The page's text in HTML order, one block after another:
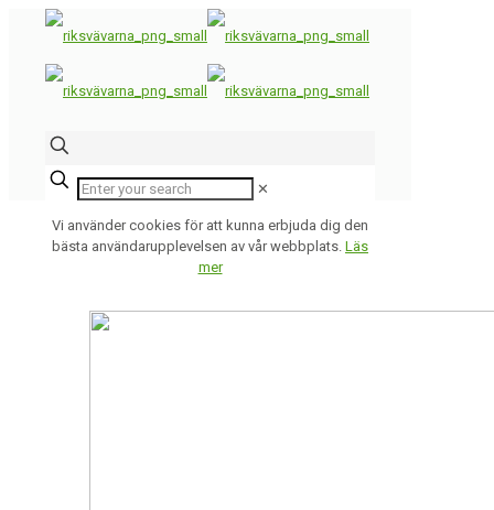
✕
Vi använder cookies för att kunna erbjuda dig den
bästa användarupplevelsen av vår webbplats. Läs
mer